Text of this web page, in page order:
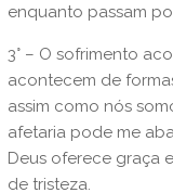
enquanto passam
3° – O sofrimento
acontecem de
assim como nós
afetaria pode me
Deus oferece graça
de tristeza.